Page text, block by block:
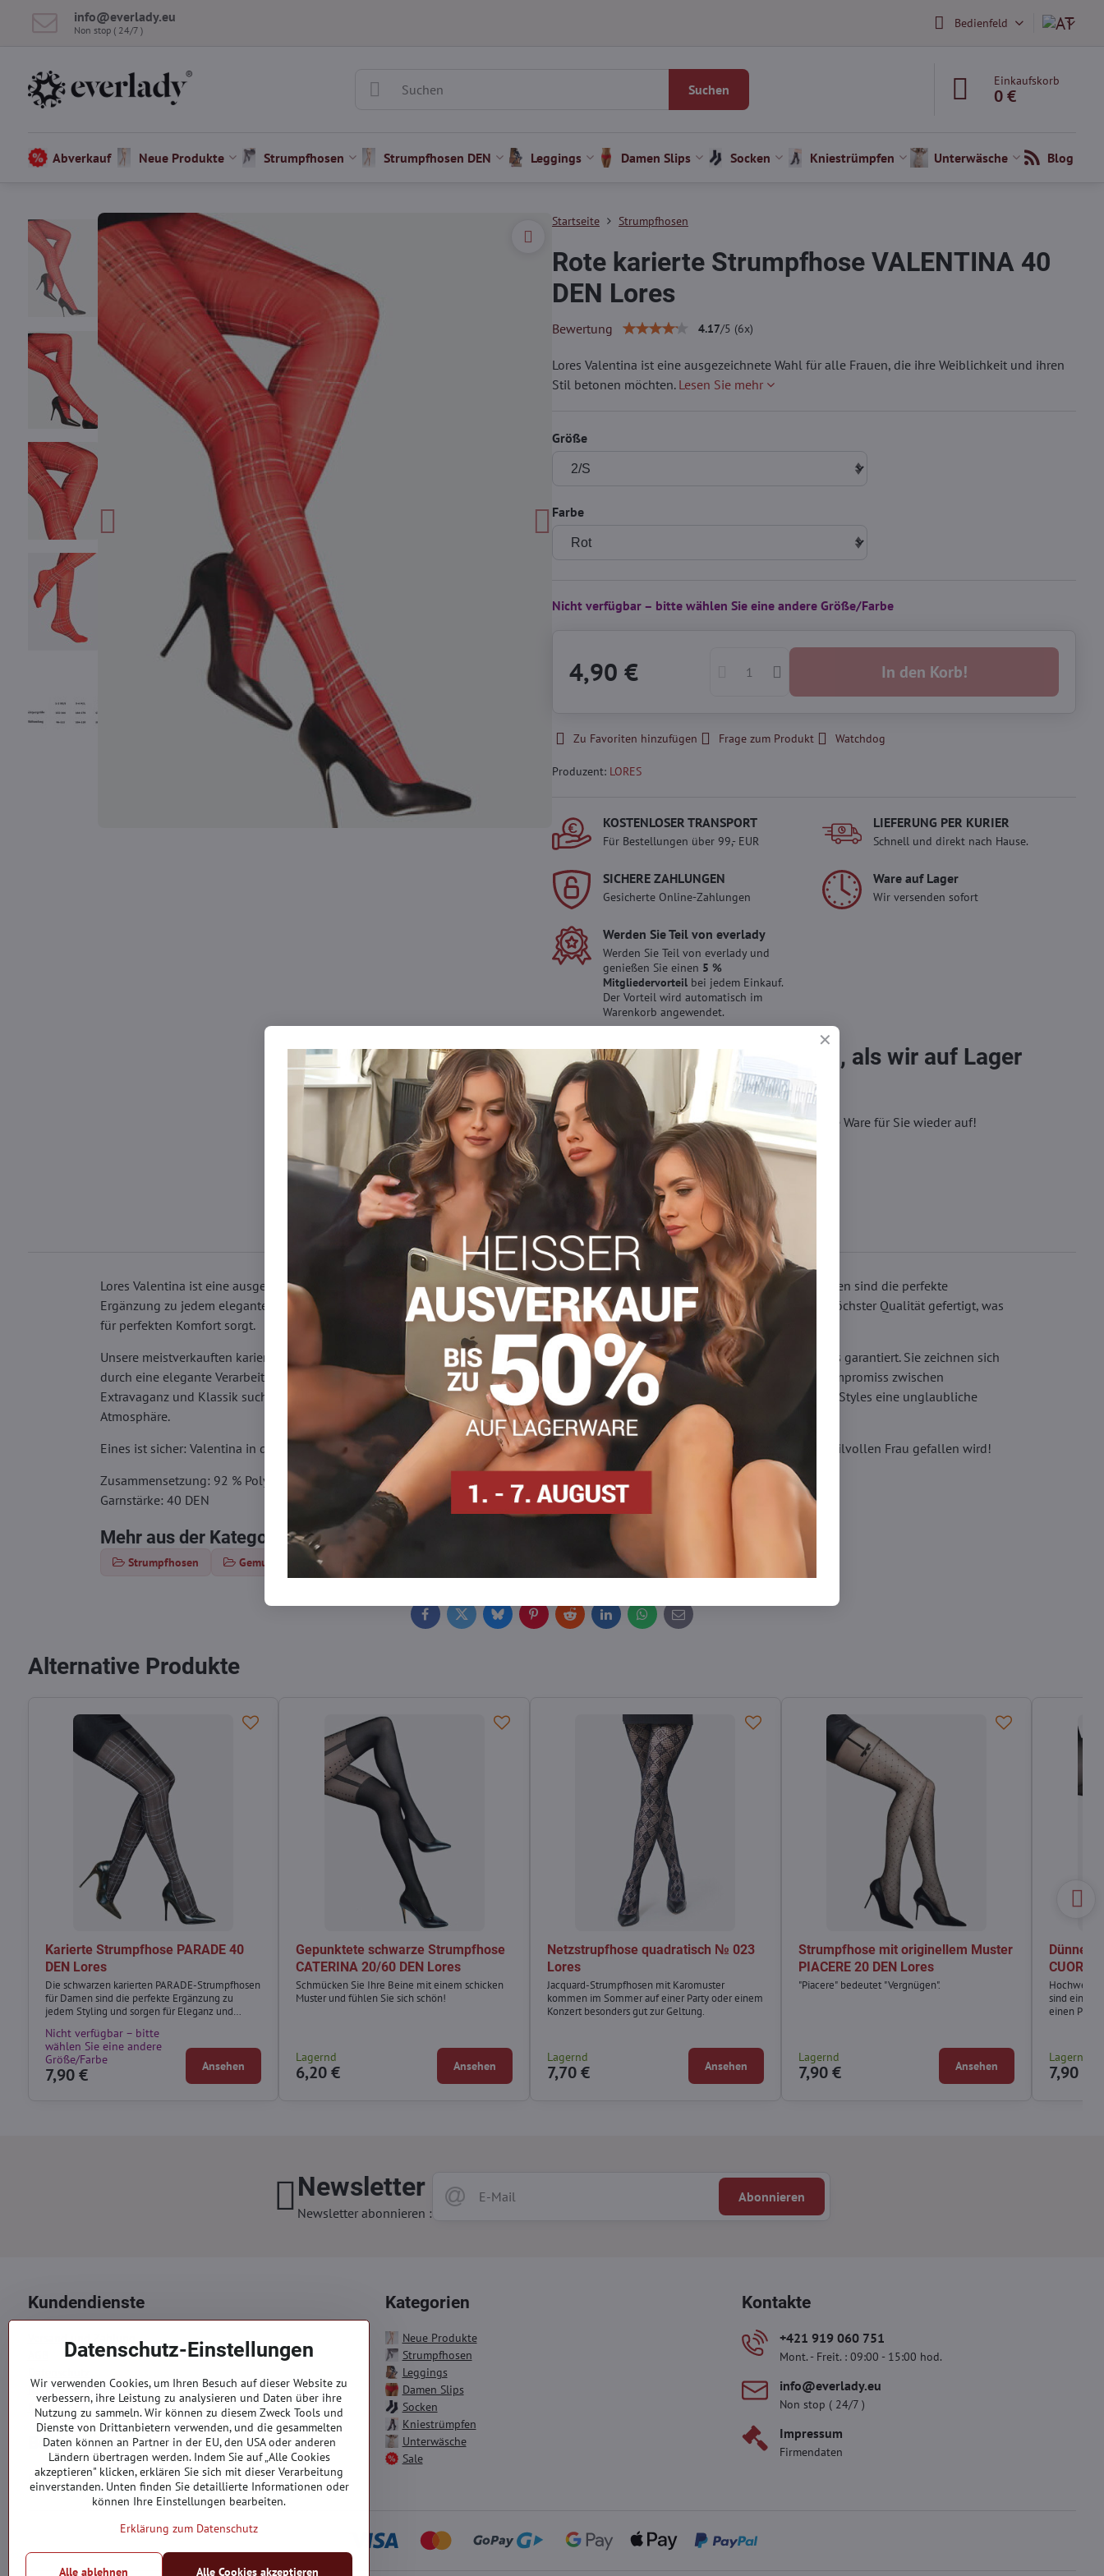
info​@everlady​.eu
Non stop ( 24/7 ) Bedienfeld
Suchen
Einkaufskorb
0 €
Abverkauf Neue Produkte Strumpfhosen Strumpfhosen DEN Leggings Damen Slips Socken Kniestrümpfen Unterwäsche Blog
Startseite Strumpfhosen
Rote karierte Strumpfhose VALENTINA 40
DEN Lores
Bewertung 4.17/5 (6x)
Lores Valentina ist eine ausgezeichnete Wahl für alle Frauen, die ihre Weiblichkeit und ihren
Stil betonen möchten. Lesen Sie mehr
Größe
Farbe
Nicht verfügbar – bitte wählen Sie eine andere Größe/Farbe
4,90 € In den Korb!
Zu Favoriten hinzufügen Frage zum Produkt Watchdog
Produzent: LORES
KOSTENLOSER TRANSPORT
Für Bestellungen über 99,- EUR
LIEFERUNG PER KURIER
Schnell und direkt nach Hause.
SICHERE ZAHLUNGEN
Gesicherte Online-Zahlungen
Ware auf Lager
Wir versenden sofort
Werden Sie Teil von everlady
Werden Sie Teil von everlady und
genießen Sie einen 5 %
Mitgliedervorteilbei jedem Einkauf.
Der Vorteil wird automatisch im
Warenkorb angewendet.
Möchten Sie mehr bestellen, als wir auf Lager
haben?
Zögern Sie nicht, uns zu kontaktieren, wir füllen die Ware für Sie wieder auf!
info​@everlady​.eu
Beschreibung Bewertungen 0 Diskussion 0
Lores Valentina ist eine ausgezeichnete Wahl für alle Frauen, die ihre Weiblichkeit und ihren Stil betonen möchten. Rote Strumpfhosen sind die perfekte
Ergänzung zu jedem eleganten Outfit, aber auch zu jedem Alltags-Styling mit einem Hauch von Sexyness. Sie sind aus Mikrofaser höchster Qualität gefertigt, was
für perfekten Komfort sorgt.
Unsere meistverkauften karierten Strumpfhosen werden in Italien hergestellt, was die hohe Qualität und Langlebigkeit des Produkts garantiert. Sie zeichnen sich
durch eine elegante Verarbeitung aus, was sie zur idealen Wahl für Frauen macht, die Wert auf Qualität und Stil legen. Wer einen Kompromiss zwischen
Extravaganz und Klassik sucht, ist hier genau richtig: Das modische Karo fügt sich perfekt in den aktuellen Stil ein und verleiht den Styles eine unglaubliche
Atmosphäre.
Eines ist sicher: Valentina in der würzigen roten Farbe ist eine perfekte Kombination aus Komfort und Eleganz, die sicherlich jeder stilvollen Frau gefallen wird!
Zusammensetzung: 92 % Polyamid, 8 % Elasthan
Garnstärke: 40 DEN
Mehr aus der Kategorie
Strumpfhosen Gemusterte Strumpfhosen Strumpfhosen 30-40 DEN Silonky 30-40 DEN
FacebookTwitterBlueskyPinterestRedditLinkedInWhatsApp
E-
mail
Alternative Produkte
Karierte Strumpfhose PARADE 40
DEN Lores
Die schwarzen karierten PARADE-Strumpfhosen
für Damen sind die perfekte Ergänzung zu
jedem Styling und sorgen für Eleganz und
Nicht verfügbar – bitte
wählen Sie eine andere
Größe/Farbe
7,90 € Ansehen
Gepunktete schwarze Strumpfhose
CATERINA 20/60 DEN Lores
Schmücken Sie Ihre Beine mit einem schicken
Muster und fühlen Sie sich schön!
Lagernd
6,20 € Ansehen
Netzstrupfhose quadratisch № 023
Lores
Jacquard-Strumpfhosen mit Karomuster
kommen im Sommer auf einer Party oder einem
Konzert besonders gut zur Geltung.
Lagernd
7,70 € Ansehen
Strumpfhose mit originellem Muster
PIACERE 20 DEN Lores
"Piacere" bedeutet "Vergnügen".
Lagernd
7,90 € Ansehen
Dünne
CUORE
sind ein
einen Platz
Lagernd
7,90 €
Newsletter
Newsletter abonnieren :
Abonnieren
Kundendienste
Reklamation
Kontakte
Bestellungen
Bestellstatus
Kategorien
Neue Produkte
Strumpfhosen
Leggings
Damen Slips
Socken
Kniestrümpfen
Unterwäsche
Sale
Kontakte
+421 919 060 751
Mont. - Freit. : 09:00 - 15:00 hod.
info​@everlady​.eu
Non stop ( 24/7 )
Impressum
Firmendaten
Datenschutz-Einstellungen
Wir verwenden Cookies, um Ihren Besuch auf dieser Website zu
verbessern, ihre Leistung zu analysieren und Daten über ihre
Nutzung zu sammeln. Wir können zu diesem Zweck Tools und
Dienste von Drittanbietern verwenden, und die gesammelten
Daten können an Partner in der EU, den USA oder anderen
Ländern übertragen werden. Indem Sie auf „Alle Cookies
akzeptieren" klicken, erklären Sie sich mit dieser Verarbeitung
einverstanden. Unten finden Sie detaillierte Informationen oder
können Ihre Einstellungen bearbeiten.
Erklärung zum Datenschutz
Alle Cookies akzeptieren
Alle ablehnen